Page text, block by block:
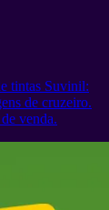
tintas Suvinil:
de cruzeiro.
venda.